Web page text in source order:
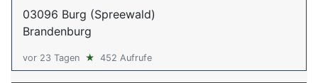
03096 Burg (Spreewald)
Brandenburg
vor 23 Tagen ★ 452 Aufrufe